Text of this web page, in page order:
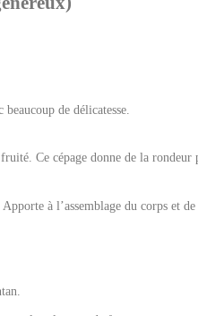
de délicatesse.
Ce cépage donne de la rondeur
à l’assemblage du corps et de